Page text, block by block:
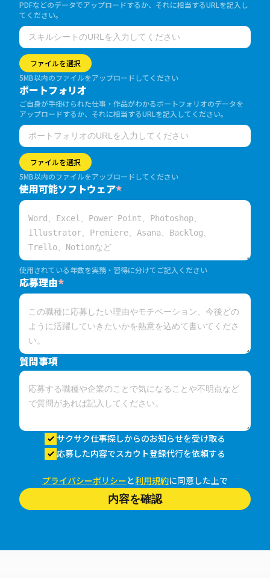
PDFなどのデータでアップロードするか、それに相当するURLを記入し
てください。
ファイルを選択
5MB以内のファイルをアップロードしてください
ポートフォリオ
ご自身が手掛けられた仕事・作品がわかるポートフォリオのデータを
アップロードするか、それに相当するURLを記入してください。
ファイルを選択
5MB以内のファイルをアップロードしてください
使用可能ソフトウェア*
使用されている年数を実務・習得に分けてご記入ください
応募理由*
質問事項
サクサク仕事探しからのお知らせを受け取る
応募した内容でスカウト登録代行を依頼する
プライバシーポリシーと利用規約に同意した上で
内容を確認